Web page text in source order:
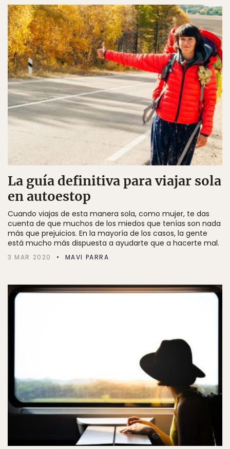
La guía definitiva para viajar sola
en autoestop
Cuando viajas de esta manera sola, como mujer, te das
cuenta de que muchos de los miedos que tenías son nada
más que prejuicios. En la mayoría de los casos, la gente
está mucho más dispuesta a ayudarte que a hacerte mal.
3 MAR 2020 MAVI PARRA